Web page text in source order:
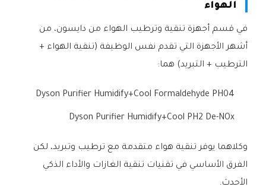
الهواء
في قسم أجهزة تنقية وترطيب الهواء من دايسون، من
أشهر الأجهزة التي تقدم نفس الوظيفة (تنقية الهواء +
الترطيب + التبريد) هما:
Dyson Purifier Humidify+Cool Formaldehyde PH04
Dyson Purifier Humidify+Cool PH2 De-NOx
وكلاهما يوفر تنقية هواء متقدمة مع ترطيب وتبريد، لكن
الفرق الأساسي في تقنيات تنقية الغازات والأداء الذكي
الأحدث.